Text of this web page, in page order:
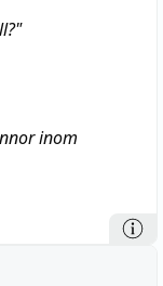
inom